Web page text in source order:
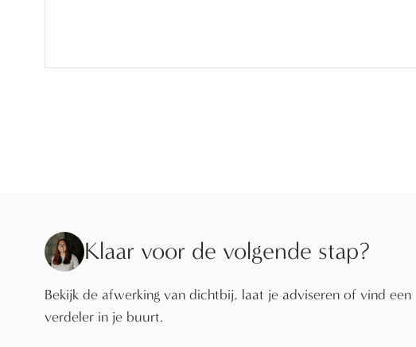
Klaar voor de volgende stap?
Bekijk de afwerking van dichtbij, laat je adviseren of vind een
verdeler in je buurt.